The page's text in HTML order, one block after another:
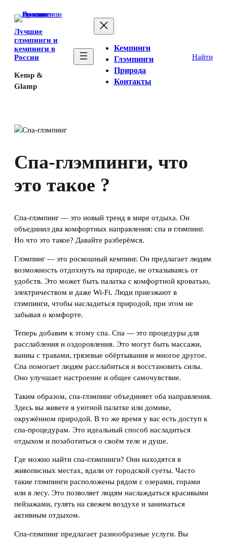
содержимому
Лучшие
глэмпинги и
кемпинги в
России
Kemp &
Glamp
Кемпинги
Глэмпинги
Природа
Контакты
Найти
Спа-глэмпинги, что
это такое ?
Спа-глэмпинг — это новый тренд в мире отдыха. Он
объединил два комфортных направления: спа и глэмпинг.
Но что это такое? Давайте разберёмся.
Глэмпинг — это роскошный кемпинг. Он предлагает людям
возможность отдохнуть на природе, не отказываясь от
удобств. Это может быть палатка с комфортной кроватью,
электричеством и даже Wi-Fi. Люди приезжают в
глэмпинги, чтобы насладиться природой, при этом не
забывая о комфорте.
Теперь добавим к этому спа. Спа — это процедуры для
расслабления и оздоровления. Это могут быть массажи,
ванны с травами, грязевые обёртывания и многое другое.
Спа помогает людям расслабиться и восстановить силы.
Оно улучшает настроение и общее самочувствие.
Таким образом, спа-глэмпинг объединяет оба направления.
Здесь вы живете в уютной палатке или домике,
окружённом природой. В то же время у вас есть доступ к
спа-процедурам. Это идеальный способ насладиться
отдыхом и позаботиться о своём теле и душе.
Где можно найти спа-глэмпинги? Они находятся в
живописных местах, вдали от городской суеты. Часто
такие глэмпинги расположены рядом с озерами, горами
или в лесу. Это позволяет людям наслаждаться красивыми
пейзажами, гулять на свежем воздухе и заниматься
активным отдыхом.
Спа-глэмпинг предлагает разнообразные услуги. Вы